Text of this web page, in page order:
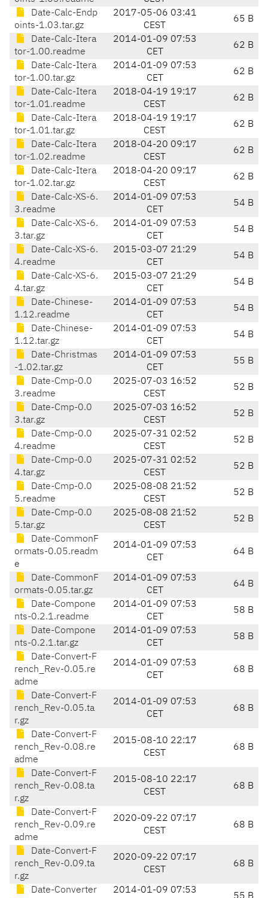
Date-Calc-Endp
oints-1.03.tar.gz
2017-05-06 03:41
CEST
65 B
Date-Calc-Itera
tor-1.00.readme
2014-01-09 07:53
CET
62 B
Date-Calc-Itera
tor-1.00.tar.gz
2014-01-09 07:53
CET
62 B
Date-Calc-Itera
tor-1.01.readme
2018-04-19 19:17
CEST
62 B
Date-Calc-Itera
tor-1.01.tar.gz
2018-04-19 19:17
CEST
62 B
Date-Calc-Itera
tor-1.02.readme
2018-04-20 09:17
CEST
62 B
Date-Calc-Itera
tor-1.02.tar.gz
2018-04-20 09:17
CEST
62 B
Date-Calc-XS-6.
3.readme
2014-01-09 07:53
CET
54 B
Date-Calc-XS-6.
3.tar.gz
2014-01-09 07:53
CET
54 B
Date-Calc-XS-6.
4.readme
2015-03-07 21:29
CET
54 B
Date-Calc-XS-6.
4.tar.gz
2015-03-07 21:29
CET
54 B
Date-Chinese-
1.12.readme
2014-01-09 07:53
CET
54 B
Date-Chinese-
1.12.tar.gz
2014-01-09 07:53
CET
54 B
Date-Christmas
-1.02.tar.gz
2014-01-09 07:53
CET
55 B
Date-Cmp-0.0
3.readme
2025-07-03 16:52
CEST
52 B
Date-Cmp-0.0
3.tar.gz
2025-07-03 16:52
CEST
52 B
Date-Cmp-0.0
4.readme
2025-07-31 02:52
CEST
52 B
Date-Cmp-0.0
4.tar.gz
2025-07-31 02:52
CEST
52 B
Date-Cmp-0.0
5.readme
2025-08-08 21:52
CEST
52 B
Date-Cmp-0.0
5.tar.gz
2025-08-08 21:52
CEST
52 B
Date-CommonF
ormats-0.05.readm
e
2014-01-09 07:53
CET
64 B
Date-CommonF
ormats-0.05.tar.gz
2014-01-09 07:53
CET
64 B
Date-Compone
nts-0.2.1.readme
2014-01-09 07:53
CET
58 B
Date-Compone
nts-0.2.1.tar.gz
2014-01-09 07:53
CET
58 B
Date-Convert-F
rench_Rev-0.05.re
adme
2014-01-09 07:53
CET
68 B
Date-Convert-F
rench_Rev-0.05.ta
r.gz
2014-01-09 07:53
CET
68 B
Date-Convert-F
rench_Rev-0.08.re
adme
2015-08-10 22:17
CEST
68 B
Date-Convert-F
rench_Rev-0.08.ta
r.gz
2015-08-10 22:17
CEST
68 B
Date-Convert-F
rench_Rev-0.09.re
adme
2020-09-22 07:17
CEST
68 B
Date-Convert-F
rench_Rev-0.09.ta
r.gz
2020-09-22 07:17
CEST
68 B
Date-Converter 2014-01-09 07:53